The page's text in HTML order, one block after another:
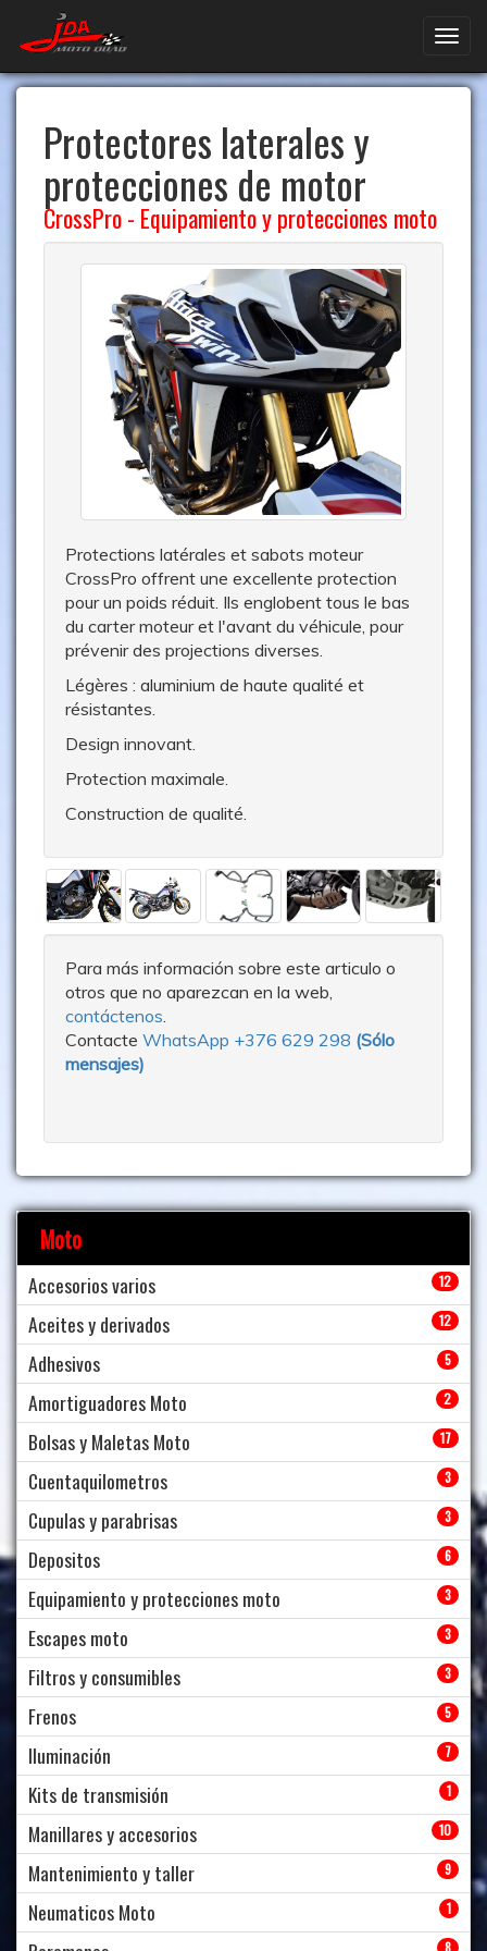
Protectores laterales y
protecciones de motor
CrossPro- Equipamiento y protecciones moto
Protections latérales et sabots moteur
CrossPro offrent une excellente protection
pour un poids réduit. Ils englobent tous le bas
du carter moteur et l'avant du véhicule, pour
prévenir des projections diverses.
Légères : aluminium de haute qualité et
résistantes.
Design innovant.
Protection maximale.
Construction de qualité.
Para más información sobre este articulo o
otros que no aparezcan en la web,
contáctenos
Contacte WhatsApp +376 629 298 (Sólo
mensajes)
Moto
Accesorios varios 12
Aceites y derivados 12
Adhesivos 5
Amortiguadores Moto 2
Bolsas y Maletas Moto 17
Cuentaquilometros 3
Cupulas y parabrisas 3
Depositos 6
Equipamiento y protecciones moto 3
Escapes moto 3
Filtros y consumibles 3
Frenos 5
Iluminación 7
Kits de transmisión 1
Manillares y accesorios 10
Mantenimiento y taller 9
Neumaticos Moto 1